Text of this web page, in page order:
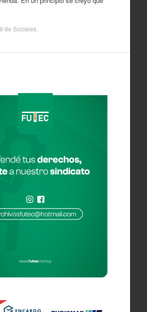
de Sociales.